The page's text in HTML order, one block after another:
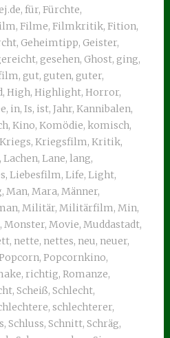
, für, Fürchte,
, Filme, Filmkritik, Fition,
, Geheimtipp, Geister,
, gesehen, Ghost, ging,
, gut, guten, guter,
, High, Highlight, Horror,
, in, Is, ist, Jahr, Kannibalen,
, Kino, Komödie, komisch,
Kriegs, Kriegsfilm, Kritik,
, Lachen, Lane, lang,
, Liebesfilm, Life, Light,
, Man, Mara, Männer,
, Militär, Militärfilm, Min,
, Monster, Movie, Muddastadt,
, nette, nettes, neu, neuer,
, Popcornkino,
, richtig, Romanze,
, Scheiß, Schlecht,
, schlechterer,
, Schluss, Schnitt, Schräg,